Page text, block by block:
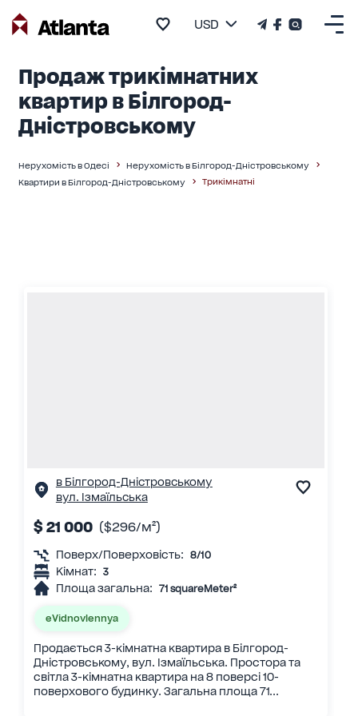
USD
Продаж трикімнатних
квартир в Білгород-
Дністровському
Нерухомість в Одесі
Нерухомість в Білгород-Дністровському
Квартири в Білгород-Дністровському
Трикімнатні
в Білгород-Дністровському
вул. Ізмаїльська
$ 21 000 ($296/м²)
Поверх/Поверховість: 8/10
Кімнат: 3
Площа загальна: 71 squareMeter²
eVidnovlennya
Продається 3-кімнатна квартира в Білгород-
Дністровському, вул. Ізмаїльська. Простора та
світла 3-кімнатна квартира на 8 поверсі 10-
поверхового будинку. Загальна площа 71...